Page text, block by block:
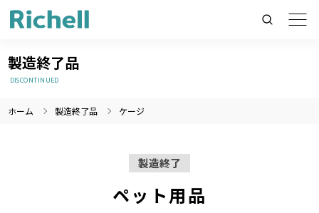
製品情報のみを検索
製造終了品
DISCONTINUED
ホーム 製造終了品 ケージ
製造終了
ペット用品